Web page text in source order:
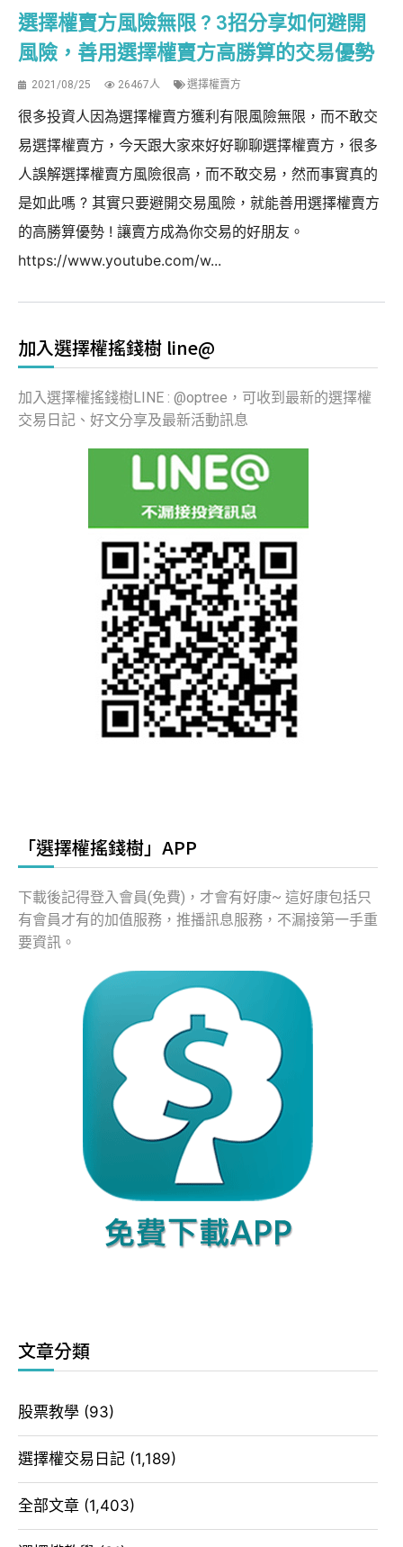
選擇權賣方風險無限 ? 3招分享如何避開
風險，善用選擇權賣方高勝算的交易優勢
2021/08/25 26467人 選擇權賣方
很多投資人因為選擇權賣方獲利有限風險無限，而不敢交
易選擇權賣方，今天跟大家來好好聊聊選擇權賣方，很多
人誤解選擇權賣方風險很高，而不敢交易，然而事實真的
是如此嗎 ? 其實只要避開交易風險，就能善用選擇權賣方
的高勝算優勢 ! 讓賣方成為你交易的好朋友。
https://www.youtube.com/w...
加入選擇權搖錢樹 line@
加入選擇權搖錢樹LINE : @optree，可收到最新的選擇權
交易日記、好文分享及最新活動訊息
「選擇權搖錢樹」APP
下載後記得登入會員(免費)，才會有好康~ 這好康包括只
有會員才有的加值服務，推播訊息服務，不漏接第一手重
要資訊。
文章分類
股票教學 (93)
選擇權交易日記 (1,189)
全部文章 (1,403)